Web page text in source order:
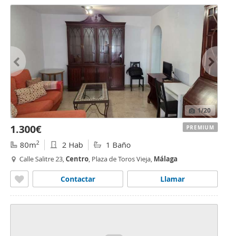
1/20
1.300€
80m2 2 Hab 1 Baño
Calle Salitre 23,Centro, Plaza de Toros Vieja, Málaga
Llamar
Contactar
PREMIUM